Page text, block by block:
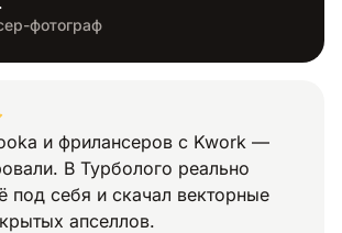
Медицина
фотограф
и фрилансеров с Kwork —
В Турболого реально
под себя и скачал векторные
апселлов.